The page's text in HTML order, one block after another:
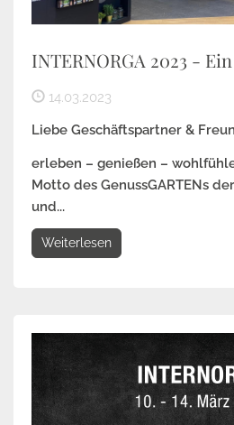
INTERNORGA 2023 -
14.03.2023
Liebe Geschäftspartner &
erleben – genießen –
Motto des GenussGARTENs
und...
Weiterlesen